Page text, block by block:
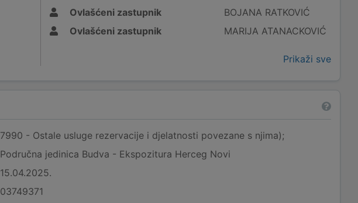
Ovlašćeni zastupnik
BOJANA RATKOVIĆ
Ovlašćeni zastupnik
MARIJA ATANACKOVIĆ
Prikaži sve
7990 - Ostale usluge rezervacije i djelatnosti povezane s njima);
Područna jedinica Budva - Ekspozitura Herceg Novi
15.04.2025.
03749371